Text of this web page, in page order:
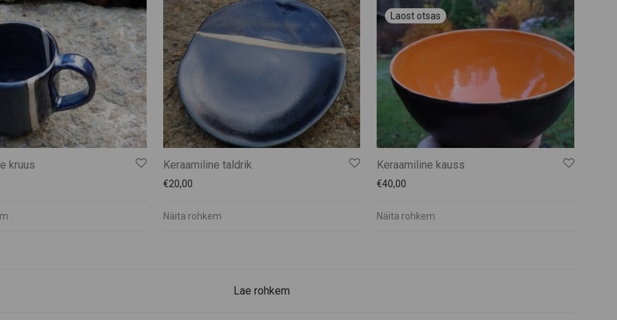
kruus Keraamiline taldrik
€20,00
Näita rohkem
Keraamiline kauss
€40,00
Näita rohkem
Lae rohkem